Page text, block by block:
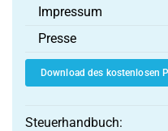
Impressum
Presse
Download des kostenlosen
Steuerhandbuch: